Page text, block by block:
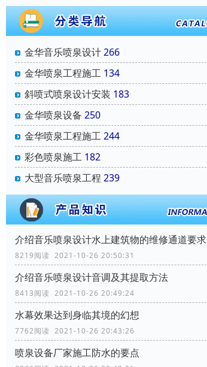
金华音乐喷泉设计266
金华喷泉工程施工 134
斜喷式喷泉设计安装 183
金华喷泉设备 250
金华喷泉工程施工244
彩色喷泉施工 182
大型音乐喷泉工程 239
介绍音乐喷泉设计水上建筑物的维修通道要求
8219阅读 2021-10-26 20:50:31
介绍音乐喷泉设计音调及其提取方法
8413阅读 2021-10-26 20:49:24
水幕效果达到身临其境的幻想
7762阅读 2021-10-26 20:43:26
喷泉设备厂家施工防水的要点